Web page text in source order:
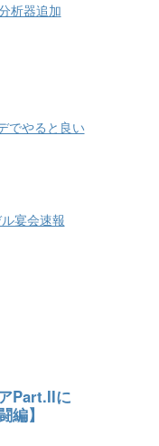
析器追加
でやると良い
宴会速報